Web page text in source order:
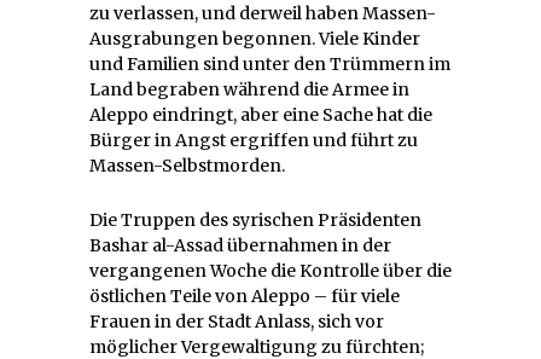
zu verlassen, und derweil haben Massen-
Ausgrabungen begonnen. Viele Kinder
und Familien sind unter den Trümmern im
Land begraben während die Armee in
Aleppo eindringt, aber eine Sache hat die
Bürger in Angst ergriffen und führt zu
Massen-Selbstmorden.
Die Truppen des syrischen Präsidenten
Bashar al-Assad übernahmen in der
vergangenen Woche die Kontrolle über die
östlichen Teile von Aleppo – für viele
Frauen in der Stadt Anlass, sich vor
möglicher Vergewaltigung zu fürchten;